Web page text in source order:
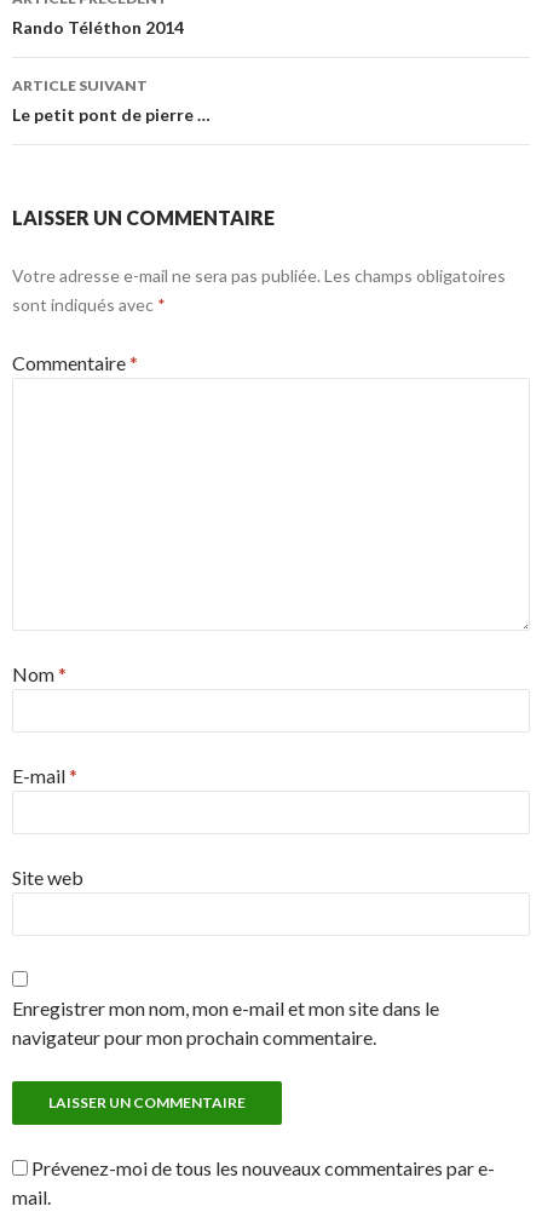
de
l’article
Rando Téléthon 2014
ARTICLE SUIVANT
Le petit pont de pierre …
LAISSER UN COMMENTAIRE
Votre adresse e-mail ne sera pas publiée. Les champs obligatoires
sont indiqués avec *
Commentaire*
Nom*
E-mail*
Site web
Enregistrer mon nom, mon e-mail et mon site dans le
navigateur pour mon prochain commentaire.
Prévenez-moi de tous les nouveaux commentaires par e-
mail.